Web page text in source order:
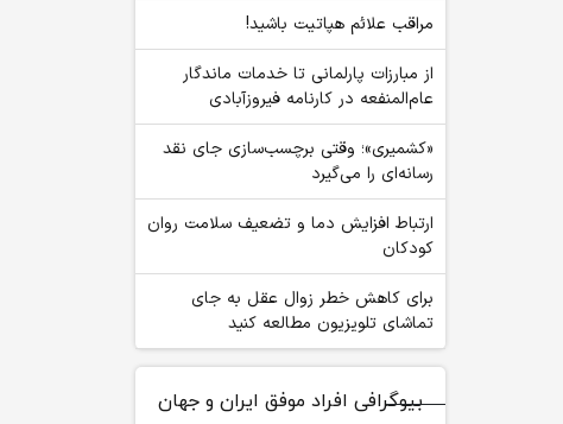
مراقب علائم هپاتیت باشید!
از مبارزات پارلمانی تا خدمات ماندگار
عام‌المنفعه در کارنامه فیروزآبادی
«کشمیری»؛ وقتی برچسب‌سازی جای نقد
رسانه‌ای را می‌گیرد
ارتباط افزایش دما و تضعیف سلامت روان
کودکان
برای کاهش خطر زوال عقل به جای
تماشای تلویزیون مطالعه کنید
بیوگرافی افراد موفق ایران و جهان